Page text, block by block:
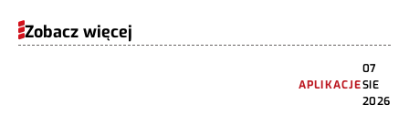
Zobacz więcej
APLIKACJE
07
SIE
2026